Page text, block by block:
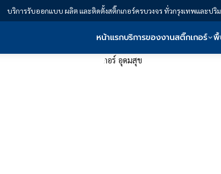
บริการรับออกแบบ ผลิต และติดตั้งสติ๊กเกอร์ครบวงจร ทั่วกรุงเทพและปริ
หน้าแรกบริการของงานสติ๊กเกอร์ พื้